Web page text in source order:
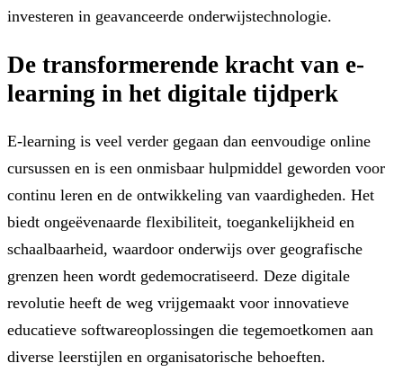
investeren in geavanceerde onderwijstechnologie.
De transformerende kracht van e-
learning in het digitale tijdperk
E-learning is veel verder gegaan dan eenvoudige online
cursussen en is een onmisbaar hulpmiddel geworden voor
continu leren en de ontwikkeling van vaardigheden. Het
biedt ongeëvenaarde flexibiliteit, toegankelijkheid en
schaalbaarheid, waardoor onderwijs over geografische
grenzen heen wordt gedemocratiseerd. Deze digitale
revolutie heeft de weg vrijgemaakt voor innovatieve
educatieve softwareoplossingen die tegemoetkomen aan
diverse leerstijlen en organisatorische behoeften.